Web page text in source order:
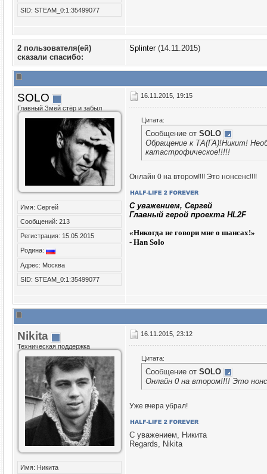
SID: STEAM_0:1:35499077
2 пользователя(ей)
сказали cпасибо:
Splinter(14.11.2015)
SOLO
Главный Змей стёр и забыл
Имя: Сергей
Сообщений: 213
Регистрация: 15.05.2015
Родина:
Адрес: Москва
SID: STEAM_0:1:35499077
16.11.2015, 19:15
Цитата:
Сообщение от SOLO
Обращение к ТА(ГА)!Никит!
катастрофическое!!!!!
Онлайн 0 на втором!!!! Это нонсенс!!!!
C уважением, Сергей
Главный герой проекта HL2F
«Никогда не говори мне о шансах!»
- Han Solo
Nikita
Техническая поддержка
Имя: Никита
16.11.2015, 23:12
Цитата:
Сообщение от SOLO
Онлайн 0 на втором!!!! Это
Уже вчера убрал!
С уважением, Никита
Regards, Nikita